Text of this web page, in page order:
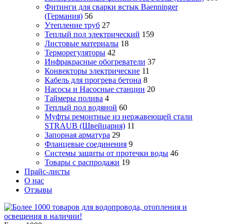
Фитинги для сварки встык Baenninger
(Германия) 56
Утепление труб 27
Теплый пол электрический 159
Листовые материалы 18
Терморегуляторы 42
Инфракрасные обогреватели 37
Конвекторы электрические 11
Кабель для прогрева бетона 8
Насосы и Насосные станции 20
Таймеры полива 4
Теплый пол водяной 60
Муфты ремонтные из нержавеющей стали
STRAUB (Швейцария) 11
Запорная арматура 29
Фланцевые соединения 9
Системы защиты от протечки воды 46
Товары с распродажи 19
Прайс-листы
О нас
Отзывы